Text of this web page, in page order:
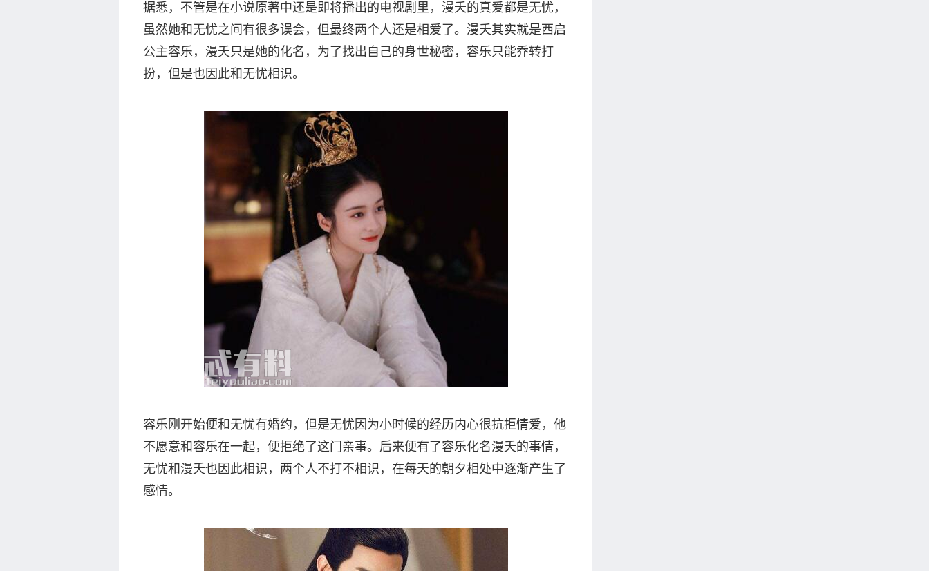
据悉，不管是在小说原著中还是即将播出的电视剧里，漫夭的真爱都是无忧，
虽然她和无忧之间有很多误会，但最终两个人还是相爱了。漫夭其实就是西启
公主容乐，漫夭只是她的化名，为了找出自己的身世秘密，容乐只能乔转打
扮，但是也因此和无忧相识。
容乐刚开始便和无忧有婚约，但是无忧因为小时候的经历内心很抗拒情爱，他
不愿意和容乐在一起，便拒绝了这门亲事。后来便有了容乐化名漫夭的事情，
无忧和漫夭也因此相识，两个人不打不相识，在每天的朝夕相处中逐渐产生了
感情。